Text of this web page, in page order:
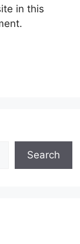
in this
Search